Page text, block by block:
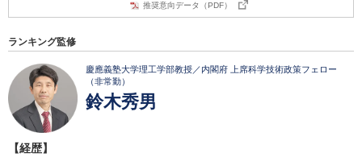
推奨意向データ（PDF）
ランキング監修
慶應義塾大学理工学部教授／内閣府 上席科学技術政策フェロー
（非常勤）
鈴木秀男
【経歴】